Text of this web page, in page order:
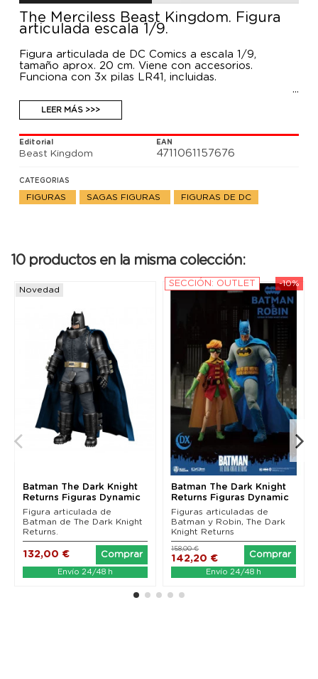
The Merciless Beast Kingdom. Figura
articulada escala 1/9.
Figura articulada de DC Comics a escala 1/9,
tamaño aprox. 20 cm. Viene con accesorios.
Funciona con 3x pilas LR41, incluidas.
LEER MÁS >>>
Editorial
Beast Kingdom
EAN
4711061157676
CATEGORIAS
FIGURAS SAGAS FIGURAS FIGURAS DE DC
10 productos en la misma colección:
Novedad
Batman The Dark Knight
Returns Figuras Dynamic
8ction Heroes...
Figura articulada de
Batman de The Dark Knight
Returns.
132,00 € Comprar
Envío 24/48 h
-10%
SECCIÓN: OUTLET
Batman The Dark Knight
Returns Figuras Dynamic
8ction Heroes...
Figuras articuladas de
Batman y Robin, The Dark
Knight Returns
142,20 €
158,00 €
Comprar
Envío 24/48 h